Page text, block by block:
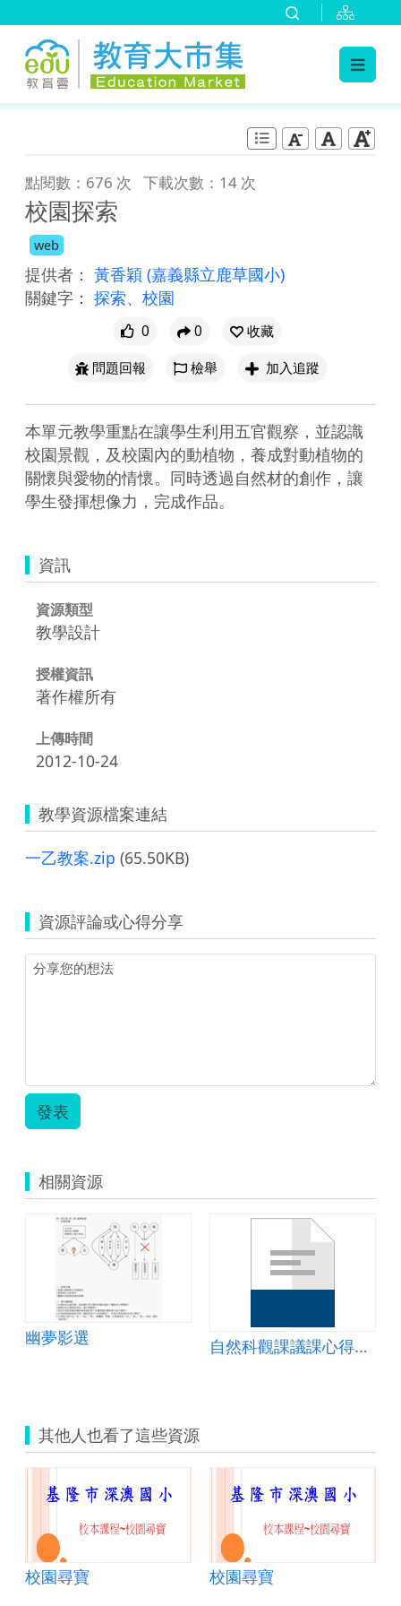
點閱數：676 次 下載次數：14 次
校園探索
web
提供者： 黃香穎 (嘉義縣立鹿草國小)
關鍵字： 探索、 校園
0 0
收藏
問題回報
檢舉 加入追蹤
本單元教學重點在讓學生利用五官觀察，並認識
校園景觀，及校園內的動植物，養成對動植物的
關懷與愛物的情懷。同時透過自然材的創作，讓
資訊
資源類型
教學設計
授權資訊
著作權所有
上傳時間
2012-10-24
教學資源檔案連結
一乙教案.zip (65.50KB)
資源評論或心得分享
發表
相關資源
幽夢影選 自然科觀課議課心得報告
其他人也看了這些資源
校園尋寶 校園尋寶